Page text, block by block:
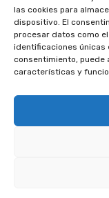
las cookies para
dispositivo. El
procesar datos como
identificaciones únicas
consentimiento,
características y
DÓNDE ESTAMOS
Calle Mayor 48,
04630
+34 950 13 29
© 2026 ZAR 2010